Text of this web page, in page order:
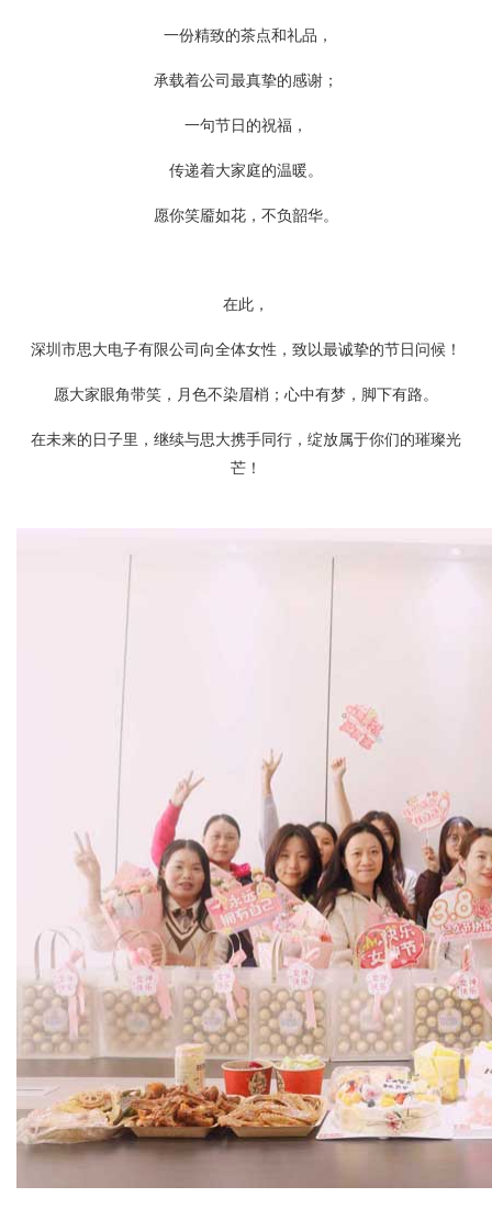
一份精致的茶点和礼品 ，
承载着公司最真挚的感谢；
一句节日的祝福，
传递着大家庭的温暖。
愿你笑靥如花，不负韶华。
在此，
深圳市思大电子有限公司向全体女性 ， 致以最诚挚的节日问候！
愿大家眼角带笑，月色不染眉梢；心中有梦，脚下有路。
在未来的日子里，继续与思大携手同行，绽放属于你们的璀璨光
芒！